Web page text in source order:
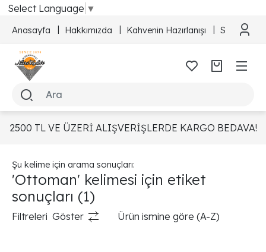
Select Language ▼
Anasayfa Hakkımızda Kahvenin Hazırlanışı Sipariş
2500 TL VE ÜZERİ ALIŞVERİŞLERDE KARGO BEDAVA!
Şu kelime için arama sonuçları:
'Ottoman' kelimesi için etiket
sonuçları (1)
Filtreleri Göster Ürün ismine göre (A-Z)